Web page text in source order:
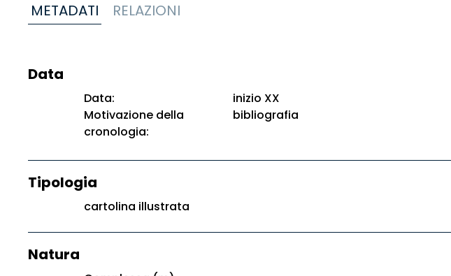
METADATI RELAZIONI
Data
Data:
inizio XX
Motivazione della
cronologia:
bibliografia
Tipologia
cartolina illustrata
Natura